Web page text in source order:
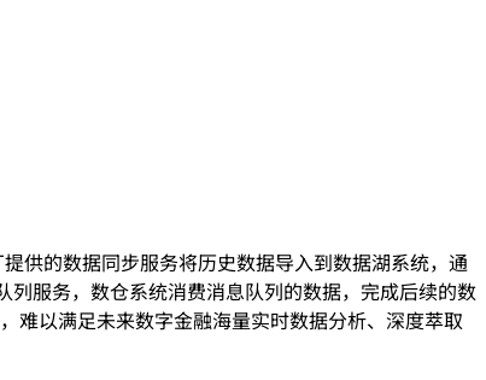
供的数据同步服务将历史数据导入到数据湖系统，通
服务，数仓系统消费消息队列的数据，完成后续的数
难以满足未来数字金融海量实时数据分析、深度萃取